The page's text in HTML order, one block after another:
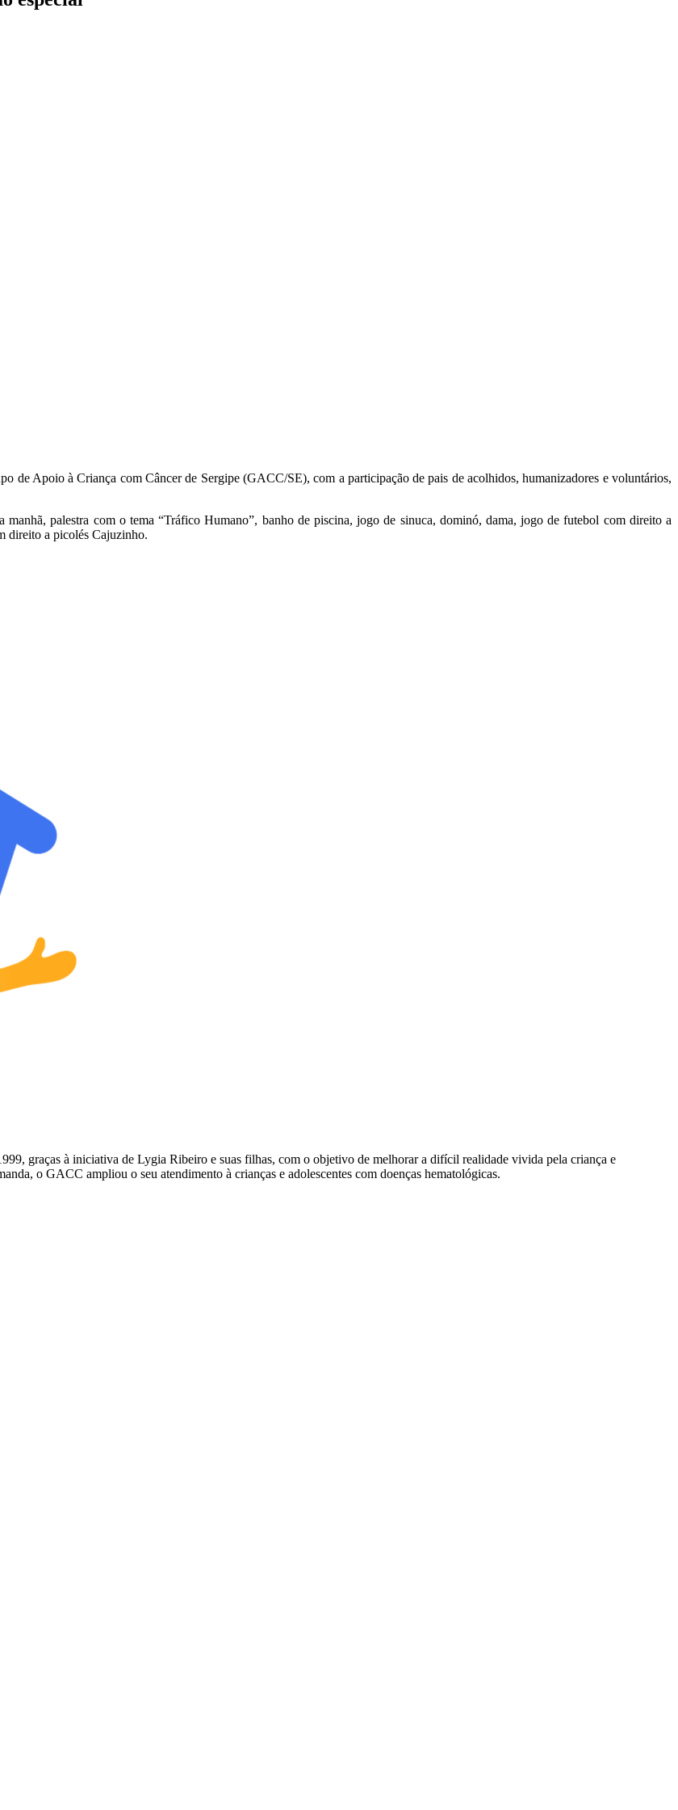
de Apoio à Criança com Câncer de Sergipe (GACC/SE), com a participação de pais de acolhidos, humanizadores e voluntários,
palestra com o tema “Tráfico Humano”, banho de piscina, jogo de sinuca, dominó, dama, jogo de futebol com direito a
direito a picolés Cajuzinho.
graças à iniciativa de Lygia Ribeiro e suas filhas, com o objetivo de melhorar a difícil realidade vivida pela criança e
o GACC ampliou o seu atendimento à crianças e adolescentes com doenças hematológicas.